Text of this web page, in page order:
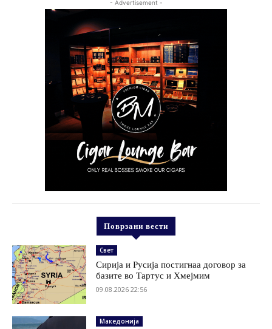
- Advertisement -
Поврзани вести
Свет
Сирија и Русија постигнаа договор за
базите во Тартус и Хмејмим
09.08.2026 22:56
Македонија